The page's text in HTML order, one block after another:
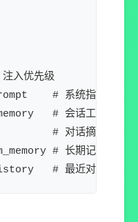
入优先级
# 系统指令（固
# 会话工作记忆（
# 对话摘要
# 长期记忆（按